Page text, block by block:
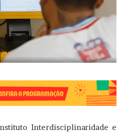
Interdisciplinaridade e